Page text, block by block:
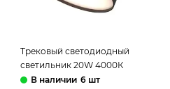
Трековый светодиодный
светильник 20W 4000К
ST453.446.20 чёрный Band ST-
6 шт